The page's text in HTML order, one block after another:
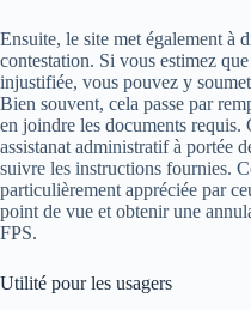
Ensuite, le site met également à
contestation. Si vous estimez
injustifiée, vous pouvez y
Bien souvent, cela passe par
en joindre les documents requis.
assistanat administratif à portée
suivre les instructions fournies.
particulièrement appréciée par
point de vue et obtenir une
FPS.
Utilité pour les usagers